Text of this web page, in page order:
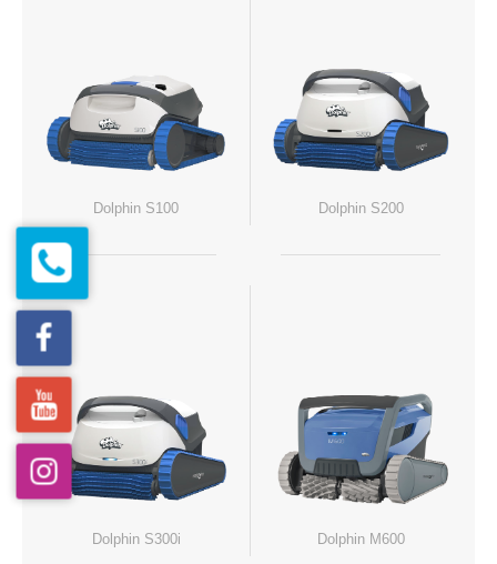
Dolphin S100 Dolphin S200
Dolphin S300i Dolphin M600